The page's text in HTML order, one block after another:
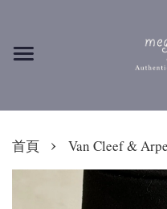
首頁 › Van Cleef &